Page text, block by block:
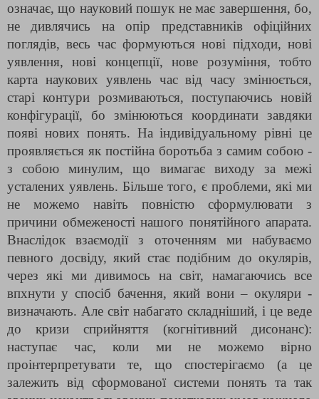
означає, що науковий пошук не має завершення, бо,
не дивлячись на опір представників офіційних
поглядів, весь час формуються нові підходи, нові
уявлення, нові концепції, нове розуміння, тобто
карта наукових уявлень час від часу змінюється,
старі контури розмиваються, поступаючись новій
конфігурації, бо змінюються координати завдяки
появі нових понять. На індивідуальному рівні це
проявляється як постійна боротьба з самим собою -
з собою минулим, що вимагає виходу за межі
усталених уявлень. Більше того, є проблеми, які ми
не можемо навіть повністю сформулювати з
причини обмеженості нашого понятійного апарата.
Внаслідок взаємодії з оточенням ми набуваємо
певного досвіду, який стає подібним до окулярів,
через які ми дивимось на світ, намагаючись все
впхнути у спосіб бачення, який вони – окуляри -
визначають. Але світ набагато складніший, і це веде
до кризи сприйняття (когнітивний дисонанс):
наступає час, коли ми не можемо вірно
проінтерпретувати те, що спостерігаємо (а це
залежить від сформованої системи понять та так